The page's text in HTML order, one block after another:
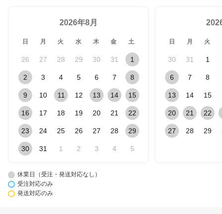
2026年8月
日 月 火 水 木 金 土
26 27 28 29 30 31 1
2 3 4 5 6 7 8
9 10 11 12 13 14 15
16 17 18 19 20 21 22
23 24 25 26 27 28 29
30 31 1 2 3 4 5
日 月 火
30 31 1
6 7 8
13 14 15
20 21 22
27 28 29
休業日（受注・発送対応なし）
受注対応のみ
発送対応のみ